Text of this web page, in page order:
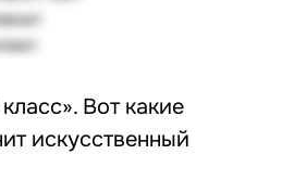
Вот какие
искусственный